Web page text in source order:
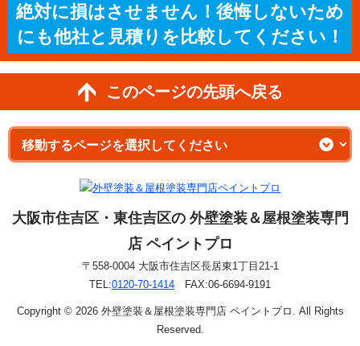
絶対に損はさせません！後悔しないため
にも他社と見積りを比較してください！
このページの先頭へ戻る
大阪市住吉区・東住吉区の 外壁塗装＆屋根塗装専門
店 ペイントプロ
〒558-0004 大阪市住吉区長居東1丁目21-1
TEL:0120-70-1414 FAX:06-6694-9191
Copyright © 2026 外壁塗装＆屋根塗装専門店 ペイントプロ. All Rights
Reserved.